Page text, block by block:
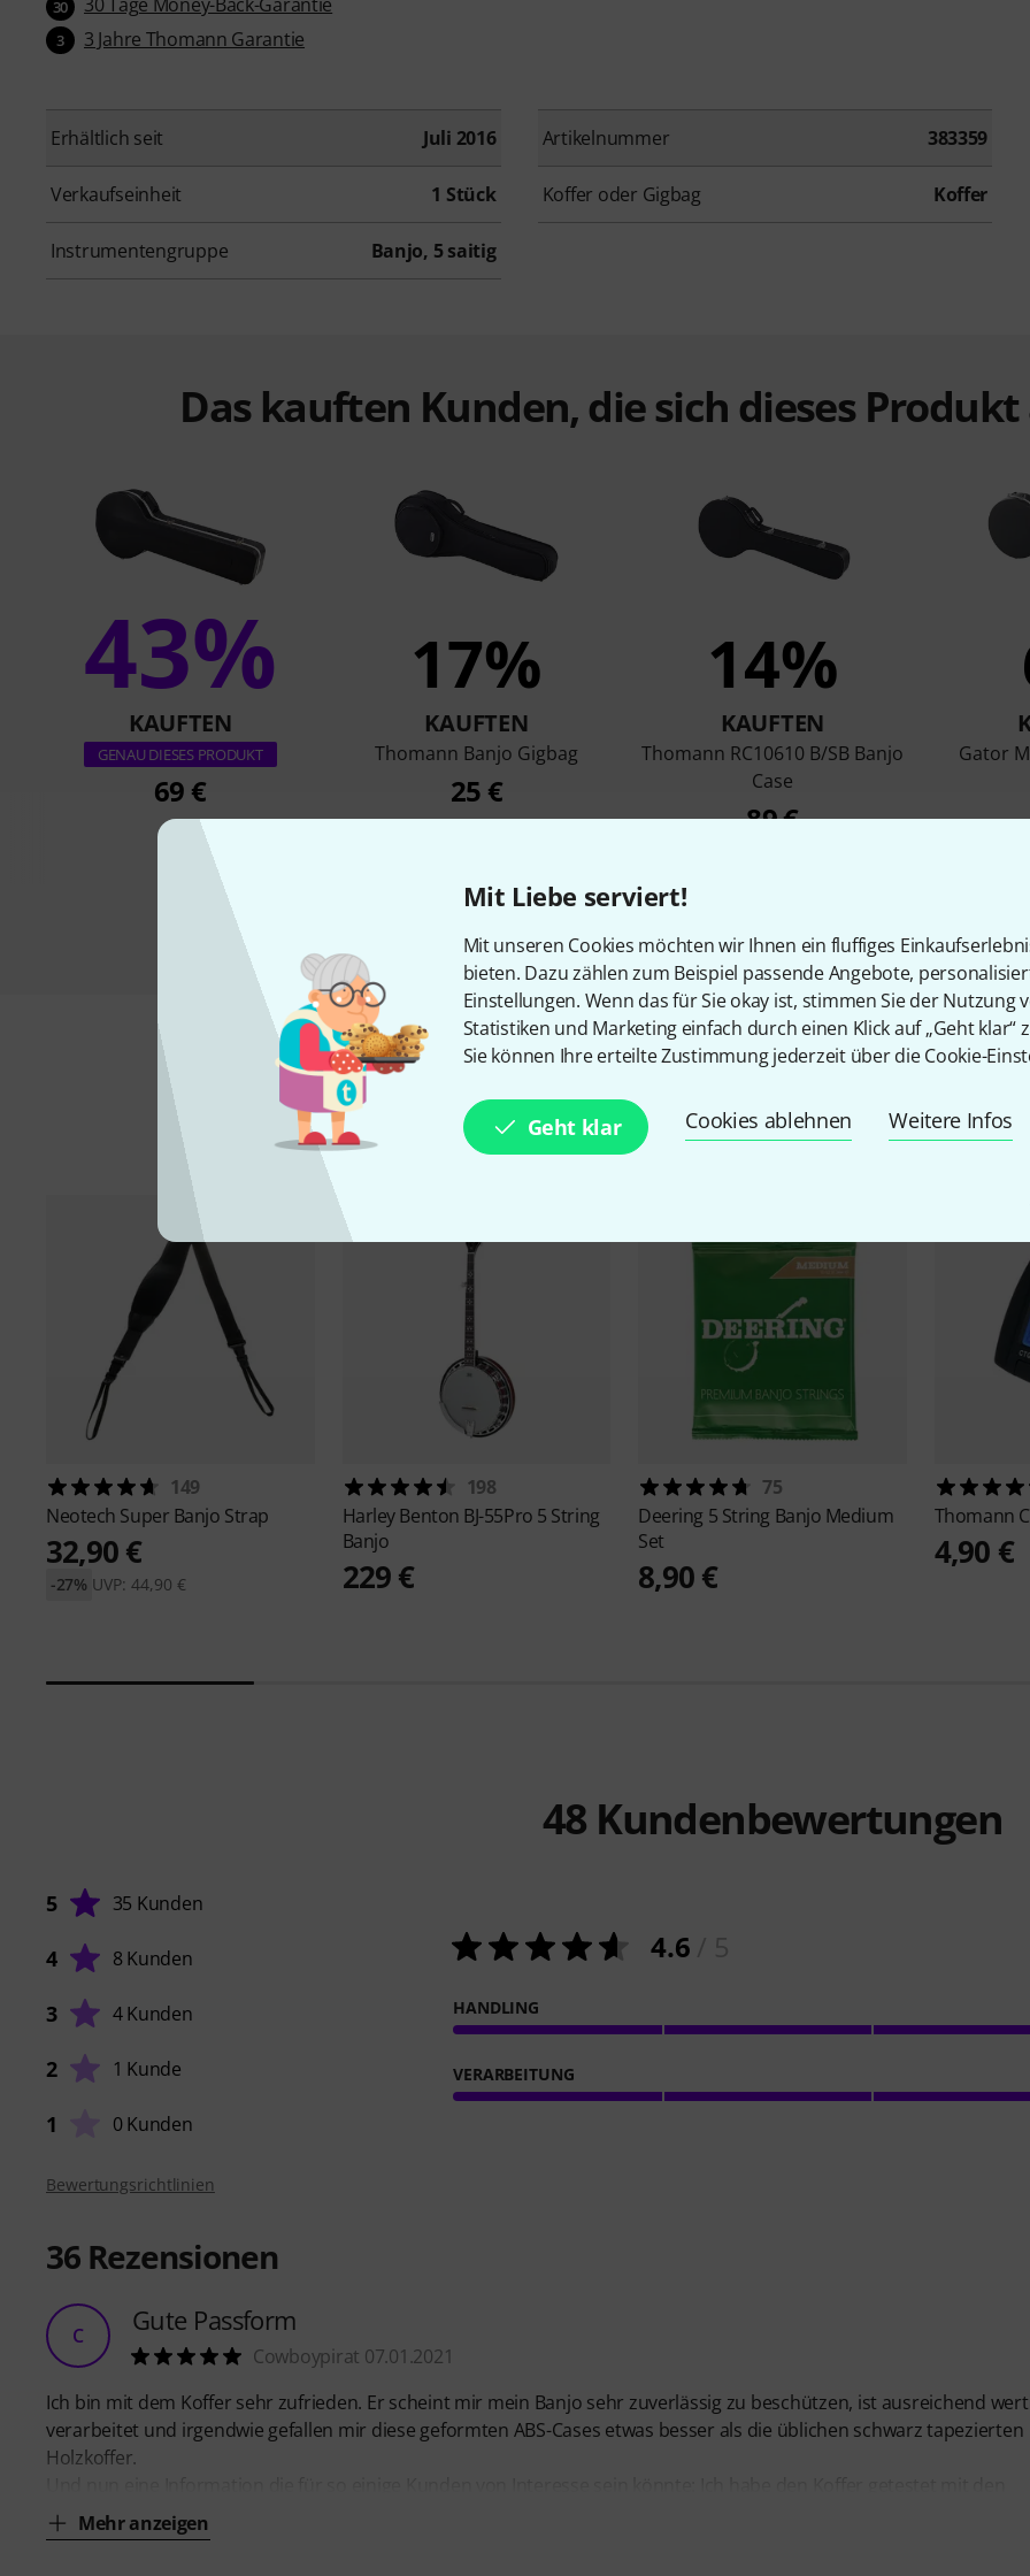
Mit Liebe serviert!
Mit unseren Cookies möchten wir Ihnen ein fluffiges
bieten. Dazu zählen zum Beispiel passende Angebote,
Einstellungen. Wenn das für Sie okay ist, stimmen Sie der Nutzung
Statistiken und Marketing einfach durch einen Klick auf „Geht klar“
Sie können Ihre erteilte Zustimmung jederzeit über die Cookie-
Geht klar Cookies ablehnen Weitere Infos
30
3 3 Jahre Thomann Garantie
Erhältlich seit Juli 2016 Artikelnummer 383359
Verkaufseinheit 1 Stück Koffer oder Gigbag Koffer
Instrumentengruppe Banjo, 5 saitig
Das kauften Kunden, die sich dieses
43%
KAUFTEN
GENAU DIESES PRODUKT
69 €
17%
KAUFTEN
Thomann Banjo Gigbag
25 €
14%
KAUFTEN
Thomann RC10610 B/SB Banjo
Case
89 €
Gator
Zubehör & passende Artikel
149
Neotech Super Banjo Strap
32,90 €
UVP: 44,90 €
-27%
198
Harley Benton BJ-55Pro 5 String
Banjo
229 €
75
Deering 5 String Banjo Medium
Set
8,90 €
Thomann
4,90 €
48 Kundenbewertungen
5 35 Kunden
4 8 Kunden
3 4 Kunden
2 1 Kunde
1 0 Kunden
4.6
HANDLING
VERARBEITUNG
Bewertungsrichtlinien
36 Rezensionen
C Gute Passform
Cowboypirat 07.01.2021
Ich bin mit dem Koffer sehr zufrieden. Er scheint mir mein Banjo sehr zuverlässig zu beschützen, ist ausreichend
verarbeitet und irgendwie gefallen mir diese geformten ABS-Cases etwas besser als die üblichen schwarz tapezierten
Holzkoffer.
Mehr anzeigen